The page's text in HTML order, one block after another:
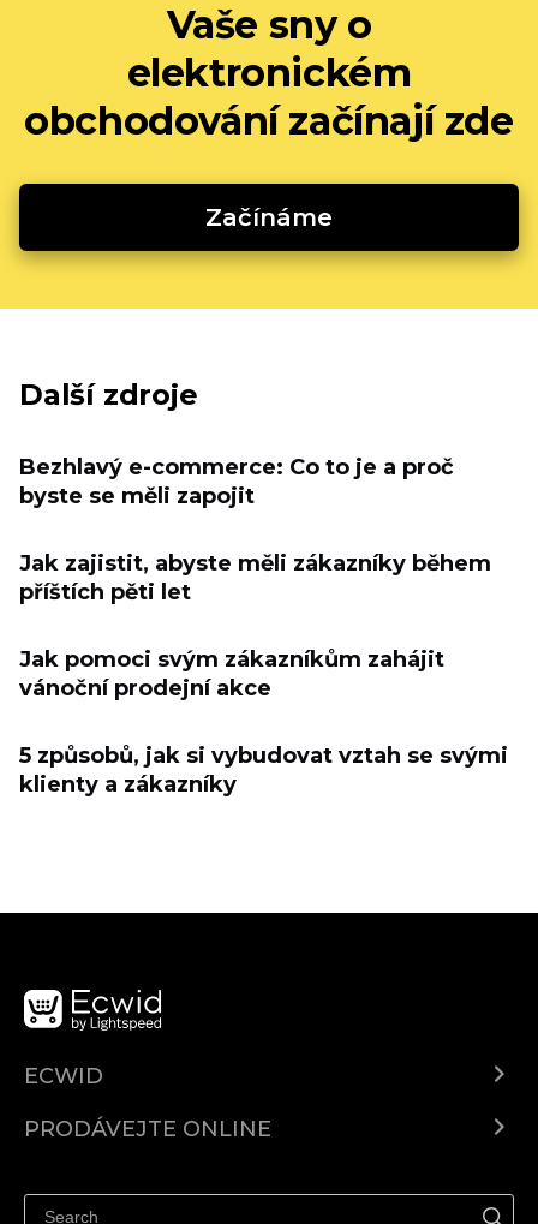
Vaše sny o
elektronickém
obchodování začínají zde
Začínáme
Další zdroje
Bezhlavý e-commerce: Co to je a proč
byste se měli zapojit
Jak zajistit, abyste měli zákazníky během
příštích pěti let
Jak pomoci svým zákazníkům zahájit
vánoční prodejní akce
5 způsobů, jak si vybudovat vztah se svými
klienty a zákazníky
ECWID
Ceny
PRODÁVEJTE ONLINE
Prodávejte na Facebooku